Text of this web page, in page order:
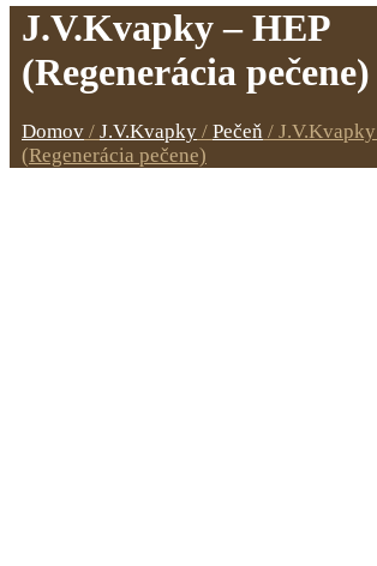
J.V.Kvapky – HEP
(Regenerácia pečene)
Domov / J.V.Kvapky / Pečeň /
(Regenerácia pečene)